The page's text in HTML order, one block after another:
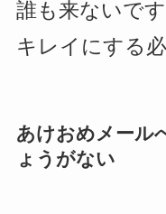
誰も来ないで
キレイにする
あけおめメール
ょうがない